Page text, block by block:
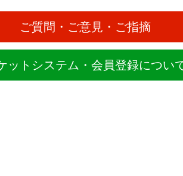
ご質問・ご意見・ご指摘
ットシステム・会員登録につい